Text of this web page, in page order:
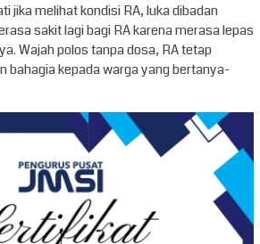
jika melihat kondisi RA, luka dibadan
sakit lagi bagi RA karena merasa lepas
Wajah polos tanpa dosa, RA tetap
bahagia kepada warga yang bertanya-